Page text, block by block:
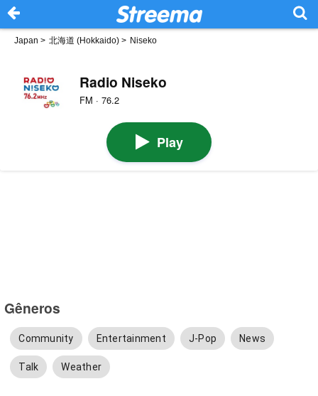
Japan > 北海道 (Hokkaido) > Niseko
Radio Niseko
FM · 76.2
Play
Gêneros
Community Entertainment J-Pop News
Talk Weather